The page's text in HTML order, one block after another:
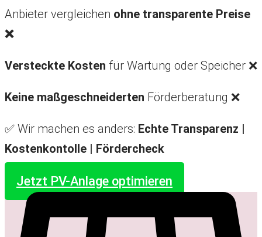
Anbieter vergleichen ohne transparente Preise
❌
Versteckte Kosten für Wartung oder Speicher ❌
Keine maßgeschneiderten Förderberatung ❌
✅ Wir machen es anders: Echte Transparenz |
Kostenkontolle | Fördercheck
Jetzt PV-Anlage optimieren